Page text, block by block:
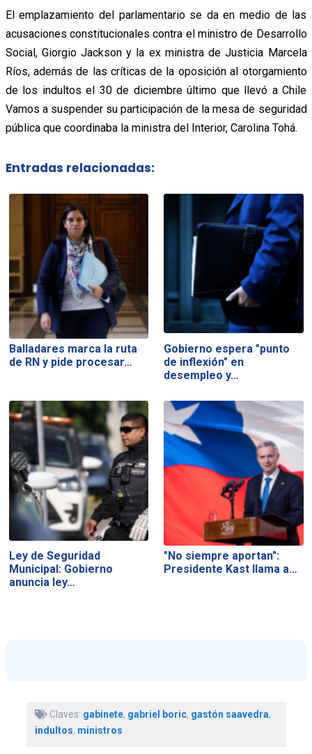
El emplazamiento del parlamentario se da en medio de las
acusaciones constitucionales contra el ministro de Desarrollo
Social, Giorgio Jackson y la ex ministra de Justicia Marcela
Ríos, además de las críticas de la oposición al otorgamiento
de los indultos el 30 de diciembre último que llevó a Chile
Vamos a suspender su participación de la mesa de seguridad
pública que coordinaba la ministra del Interior, Carolina Tohá.
Entradas relacionadas:
Balladares marca la ruta
de RN y pide procesar…
Gobierno espera "punto
de inflexión" en
desempleo y…
Ley de Seguridad
Municipal: Gobierno
anuncia ley…
"No siempre aportan":
Presidente Kast llama a…
Claves: gabinete, gabriel boric, gastón saavedra,
indultos, ministros